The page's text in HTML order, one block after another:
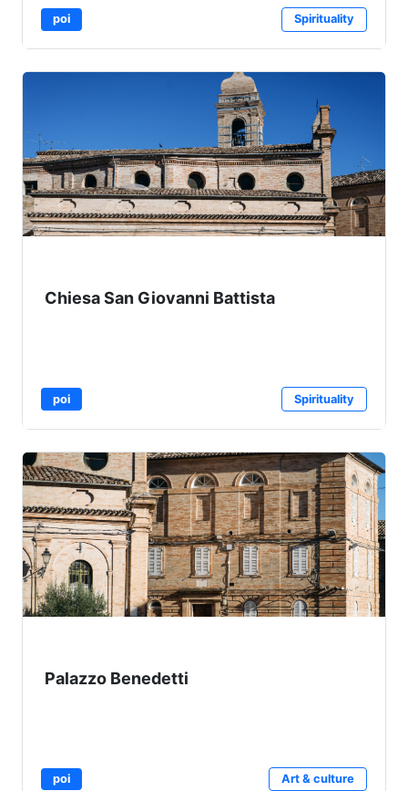
poi Spirituality
Chiesa San Giovanni Battista
poi Spirituality
Palazzo Benedetti
poi Art & culture